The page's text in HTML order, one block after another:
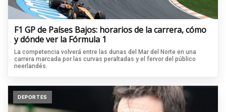
F1 GP de Países Bajos: horarios de la carrera, cómo
y dónde ver la Fórmula 1
La competencia volverá entre las dunas del Mar del Norte en una
carrera marcada por las curvas peraltadas y el fervor del público
neerlandés.
DEPORTES